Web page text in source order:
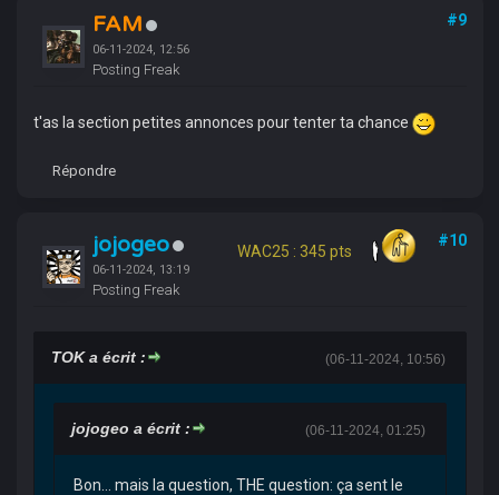
FAM
06-11-2024, 12:56
Posting Freak
#9
t'as la section petites annonces pour tenter ta chance
Répondre
jojogeo
06-11-2024, 13:19
Posting Freak
WAC25 : 345 pts
#10
(06-11-2024, 10:56)
TOK a écrit :
(06-11-2024, 01:25)
jojogeo a écrit :
Bon… mais la question, THE question: ça sent le